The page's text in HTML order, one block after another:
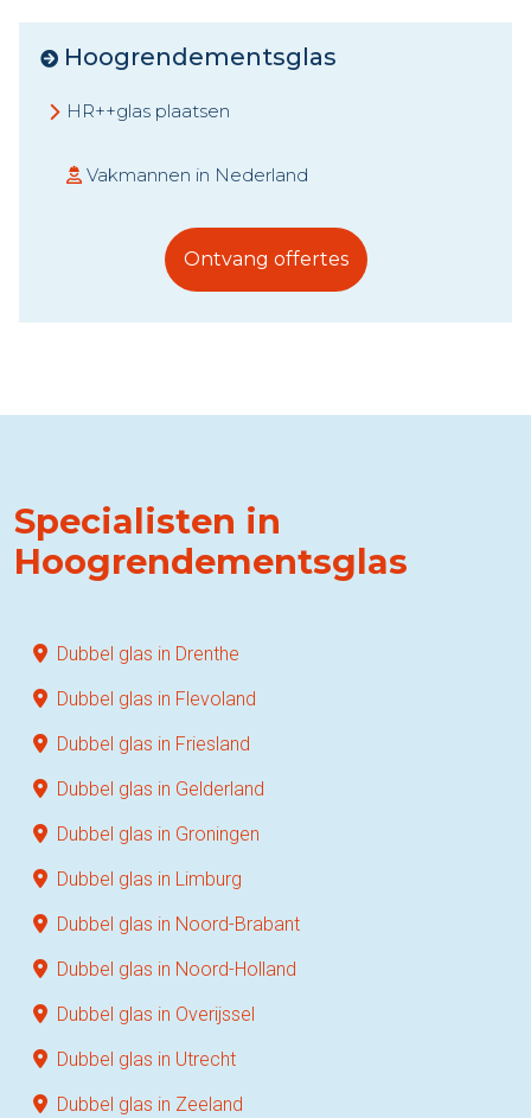
Hoogrendementsglas
HR++glas plaatsen
Vakmannen in Nederland
Ontvang offertes
Specialisten in
Hoogrendementsglas
Dubbel glas in Drenthe
Dubbel glas in Flevoland
Dubbel glas in Friesland
Dubbel glas in Gelderland
Dubbel glas in Groningen
Dubbel glas in Limburg
Dubbel glas in Noord-Brabant
Dubbel glas in Noord-Holland
Dubbel glas in Overijssel
Dubbel glas in Utrecht
Dubbel glas in Zeeland